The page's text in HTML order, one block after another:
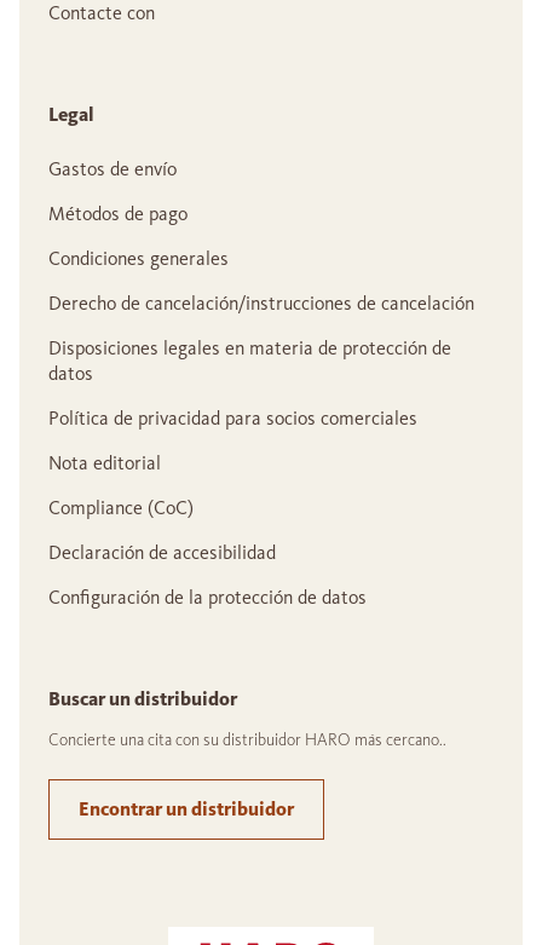
Contacte con
Legal
Gastos de envío
Métodos de pago
Condiciones generales
Derecho de cancelación/instrucciones de cancelación
Disposiciones legales en materia de protección de
datos
Política de privacidad para socios comerciales
Nota editorial
Compliance (CoC)
Declaración de accesibilidad
Configuración de la protección de datos
Buscar un distribuidor
Concierte una cita con su distribuidor HARO más cercano..
Encontrar un distribuidor